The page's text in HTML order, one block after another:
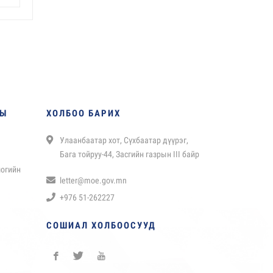
ХОЛБОО БАРИХ
Улаанбаатар хот, Сүхбаатар дүүрэг,
Бага тойруу-44, Засгийн газрын III байр
letter@moe.gov.mn
+976 51-262227
СОШИАЛ ХОЛБООСУУД